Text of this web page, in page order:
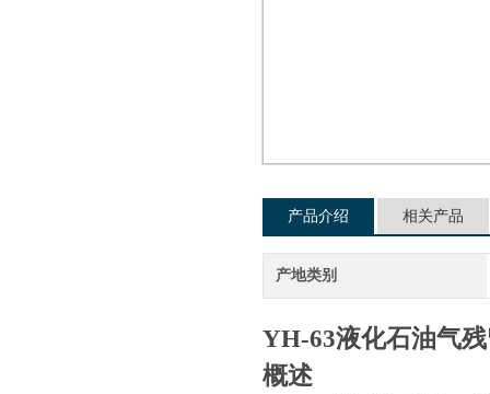
产品介绍 相关产品
产地类别
YH-63液化石油气
概述